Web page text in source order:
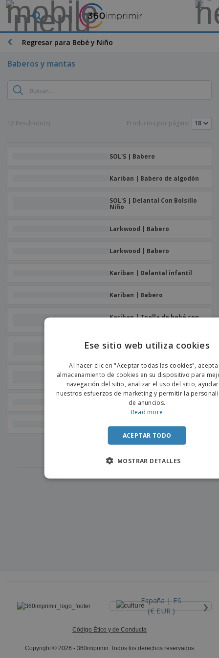
Regresar para Bebé y Niño
Baberos y mantas
12 Resultado(s) Productos por página:
SOL'S | Babero
Kariban | Babero de algodón
SOL'S | Delantal Con Bolsillo
Niño
Larkwood | Babero
Larkwood | Babero
Kariban | Delantal infantil
Kariban | Babero
Kariban | Toalla de bebé con
Towel City | Toalla de baño de
Bistro by JASSZ | Delantal
Niño de Viena
Babero tierna
Babero Fácil De Plegar
1 ›
España |ES
(€ EUR )
›
Código Ético y de Conducta
Copyright © 2026 - 360imprimir. Todos los derechos reservados
Ese sitio web utiliza cookies
Al hacer clic en "Aceptar todas las cookies",
almacenamiento de cookies en su dispositivo para
navegación del sitio, analizar el uso del sitio,
nuestros esfuerzos de marketing y permitir la
de anuncios.
Read more
ACEPTAR TODO
MOSTRAR DETALLES